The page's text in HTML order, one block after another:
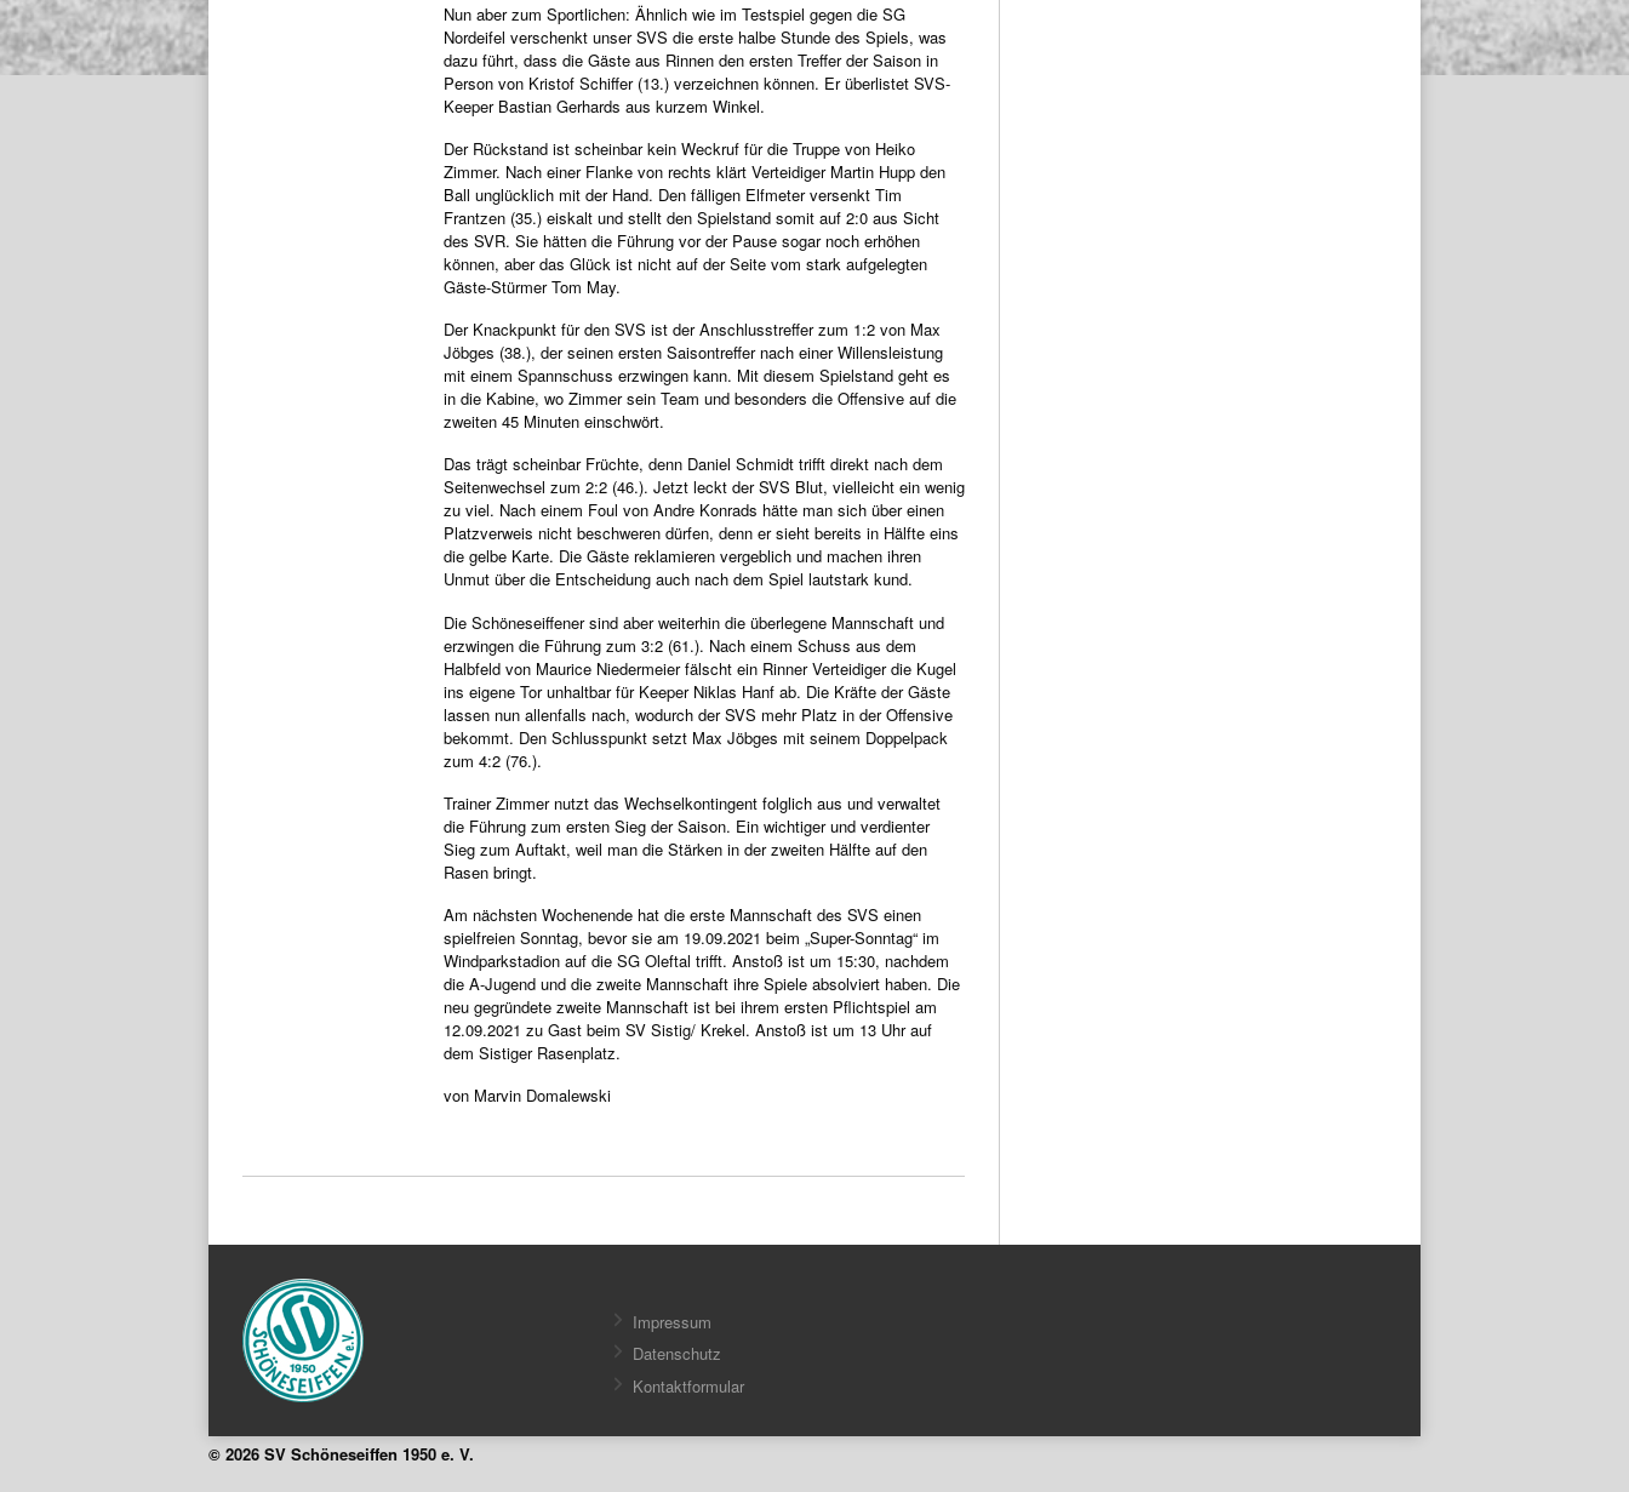
Nun aber zum Sportlichen: Ähnlich wie im Testspiel gegen die SG
Nordeifel verschenkt unser SVS die erste halbe Stunde des Spiels, was
dazu führt, dass die Gäste aus Rinnen den ersten Treffer der Saison in
Person von Kristof Schiffer (13.) verzeichnen können. Er überlistet SVS-
Keeper Bastian Gerhards aus kurzem Winkel.
Der Rückstand ist scheinbar kein Weckruf für die Truppe von Heiko
Zimmer. Nach einer Flanke von rechts klärt Verteidiger Martin Hupp den
Ball unglücklich mit der Hand. Den fälligen Elfmeter versenkt Tim
Frantzen (35.) eiskalt und stellt den Spielstand somit auf 2:0 aus Sicht
des SVR. Sie hätten die Führung vor der Pause sogar noch erhöhen
können, aber das Glück ist nicht auf der Seite vom stark aufgelegten
Gäste-Stürmer Tom May.
Der Knackpunkt für den SVS ist der Anschlusstreffer zum 1:2 von Max
Jöbges (38.), der seinen ersten Saisontreffer nach einer Willensleistung
mit einem Spannschuss erzwingen kann. Mit diesem Spielstand geht es
in die Kabine, wo Zimmer sein Team und besonders die Offensive auf die
zweiten 45 Minuten einschwört.
Das trägt scheinbar Früchte, denn Daniel Schmidt trifft direkt nach dem
Seitenwechsel zum 2:2 (46.). Jetzt leckt der SVS Blut, vielleicht ein wenig
zu viel. Nach einem Foul von Andre Konrads hätte man sich über einen
Platzverweis nicht beschweren dürfen, denn er sieht bereits in Hälfte eins
die gelbe Karte. Die Gäste reklamieren vergeblich und machen ihren
Unmut über die Entscheidung auch nach dem Spiel lautstark kund.
Die Schöneseiffener sind aber weiterhin die überlegene Mannschaft und
erzwingen die Führung zum 3:2 (61.). Nach einem Schuss aus dem
Halbfeld von Maurice Niedermeier fälscht ein Rinner Verteidiger die Kugel
ins eigene Tor unhaltbar für Keeper Niklas Hanf ab. Die Kräfte der Gäste
lassen nun allenfalls nach, wodurch der SVS mehr Platz in der Offensive
bekommt. Den Schlusspunkt setzt Max Jöbges mit seinem Doppelpack
zum 4:2 (76.).
Trainer Zimmer nutzt das Wechselkontingent folglich aus und verwaltet
die Führung zum ersten Sieg der Saison. Ein wichtiger und verdienter
Sieg zum Auftakt, weil man die Stärken in der zweiten Hälfte auf den
Rasen bringt.
Am nächsten Wochenende hat die erste Mannschaft des SVS einen
spielfreien Sonntag, bevor sie am 19.09.2021 beim „Super-Sonntag“ im
Windparkstadion auf die SG Oleftal trifft. Anstoß ist um 15:30, nachdem
die A-Jugend und die zweite Mannschaft ihre Spiele absolviert haben. Die
neu gegründete zweite Mannschaft ist bei ihrem ersten Pflichtspiel am
12.09.2021 zu Gast beim SV Sistig/ Krekel. Anstoß ist um 13 Uhr auf
dem Sistiger Rasenplatz.
von Marvin Domalewski
Impressum
Datenschutz
Kontaktformular
© 2026 SV Schöneseiffen 1950 e. V.